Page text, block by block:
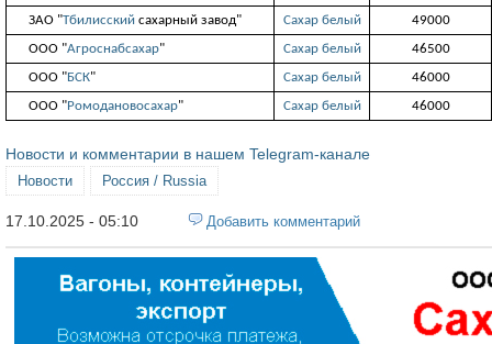
ЗАО "Тбилисский сахарный завод" Сахар белый
49000
ООО "Агроснабсахар" Сахар белый
46500
ООО "БСК" Сахар белый
46000
ООО "Ромодановосахар" Сахар белый 46000
Новости и комментарии в нашем Telegram-канале
Новости Россия / Russia
17.10.2025 - 05:10 Добавить комментарий